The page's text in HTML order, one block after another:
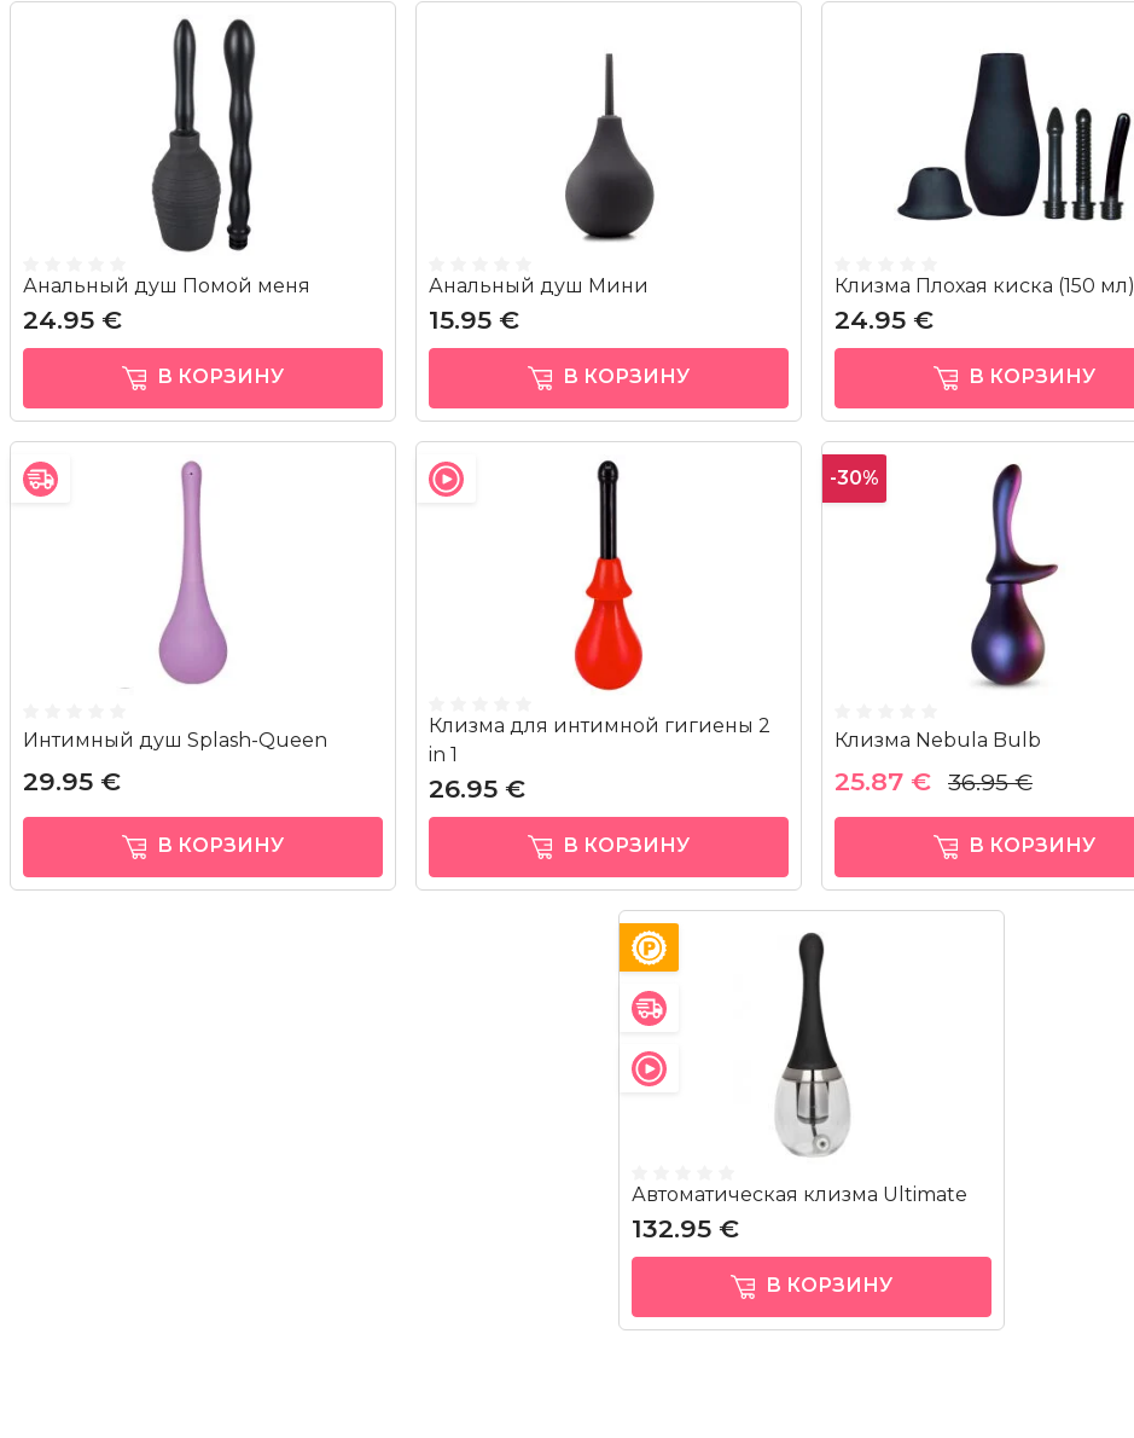
Анальный душ Помой меня
24.95 €
В КОРЗИНУ
Анальный душ Мини
15.95 €
В КОРЗИНУ
Клизма Плохая киска (150 мл)
24.95 €
В КОРЗИНУ
Интимный душ Splash-Queen
29.95 €
В КОРЗИНУ
Клизма для интимной гигиены 2
in 1
26.95 €
В КОРЗИНУ
-30%
Клизма Nebula Bulb
25.87 € 36.95 €
В КОРЗИНУ
Автоматическая клизма Ultimate
132.95 €
В КОРЗИНУ